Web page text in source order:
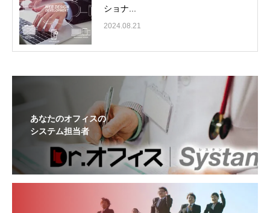
ショナ...
2024.08.21
あなたのオフィスの
システム担当者